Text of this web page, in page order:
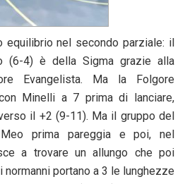
equilibrio nel secondo parziale: il
(6-4) è della Sigma grazie alla
Evangelista. Ma la Folgore
Minelli a 7 prima di lanciare,
il +2 (9-11). Ma il gruppo del
prima pareggia e poi, nel
a trovare un allungo che poi
portano a 3 le lunghezze